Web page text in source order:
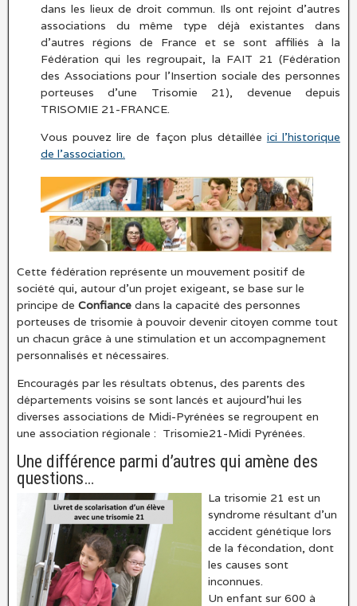
dans les lieux de droit commun. Ils ont rejoint d’autres
associations du même type déjà existantes dans
d’autres régions de France et se sont affiliés à la
Fédération qui les regroupait, la FAIT 21 (Fédération
des Associations pour l’Insertion sociale des personnes
porteuses d’une Trisomie 21), devenue depuis
TRISOMIE 21-FRANCE.
Vous pouvez lire de façon plus détaillée ici l’historique
de l’association.
Cette fédération représente un mouvement positif de
société qui, autour d’un projet exigeant, se base sur le
principe de Confiance dans la capacité des personnes
porteuses de trisomie à pouvoir devenir citoyen comme tout
un chacun grâce à une stimulation et un accompagnement
personnalisés et nécessaires.
Encouragés par les résultats obtenus, des parents des
départements voisins se sont lancés et aujourd’hui les
diverses associations de Midi-Pyrénées se regroupent en
une association régionale : Trisomie21-Midi Pyrénées.
Une différence parmi d’autres qui amène des
questions…
La trisomie 21 est un
syndrome résultant d’un
accident génétique lors
de la fécondation, dont
les causes sont
inconnues.
Un enfant sur 600 à